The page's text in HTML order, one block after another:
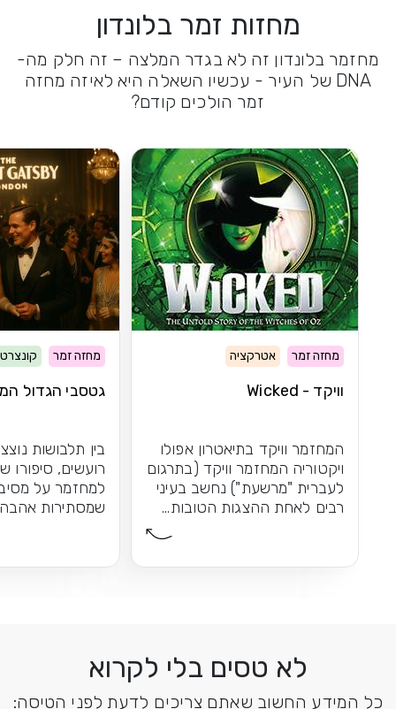
מחזות זמר בלונדון
מחזמר בלונדון זה לא בגדר המלצה – זה חלק מה-
DNA של העיר - עכשיו השאלה היא לאיזה מחזה
זמר הולכים קודם?
מחזה זמר אטרקציה
וויקד - Wicked
המחזמר וויקד בתיאטרון אפולו
ויקטוריה המחזמר וויקד (בתרגום
לעברית "מרשעת") נחשב בעיני
רבים לאחת ההצגות הטובות...
מחזה זמר קונצרט
גטסבי הגדול
בין תלבושות
רועשים, סיפורו
למחזמר על
שמסתירות
לא טסים בלי לקרוא
כל המידע החשוב שאתם צריכים לדעת לפני הטיסה: